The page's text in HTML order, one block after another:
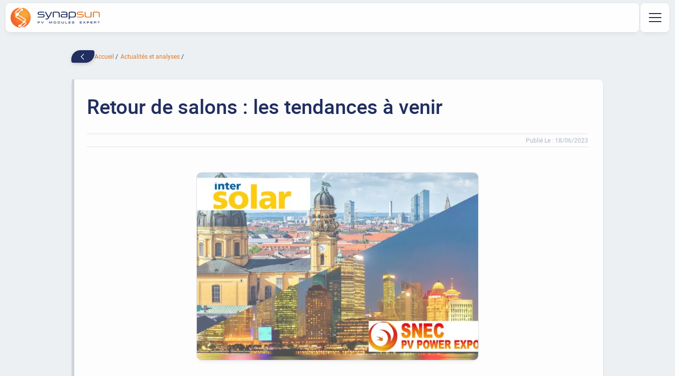
Accueil Actualités et analyses
Retour de salons : les tendances à venir
Publié Le : 18/06/2023